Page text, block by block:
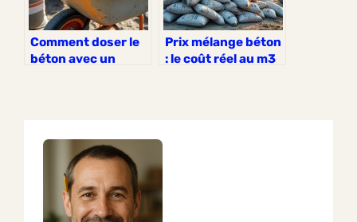
Comment doser le
béton avec un
Prix mélange béton
: le coût réel au m3